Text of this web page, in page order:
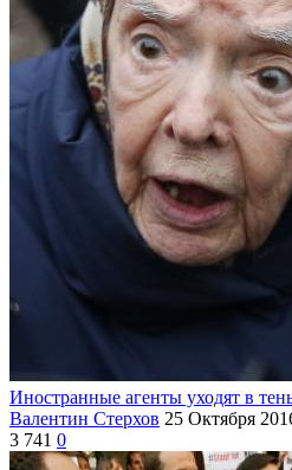
Иностранные агенты уходят в
Валентин Стерхов 25 Октября
3 741 0